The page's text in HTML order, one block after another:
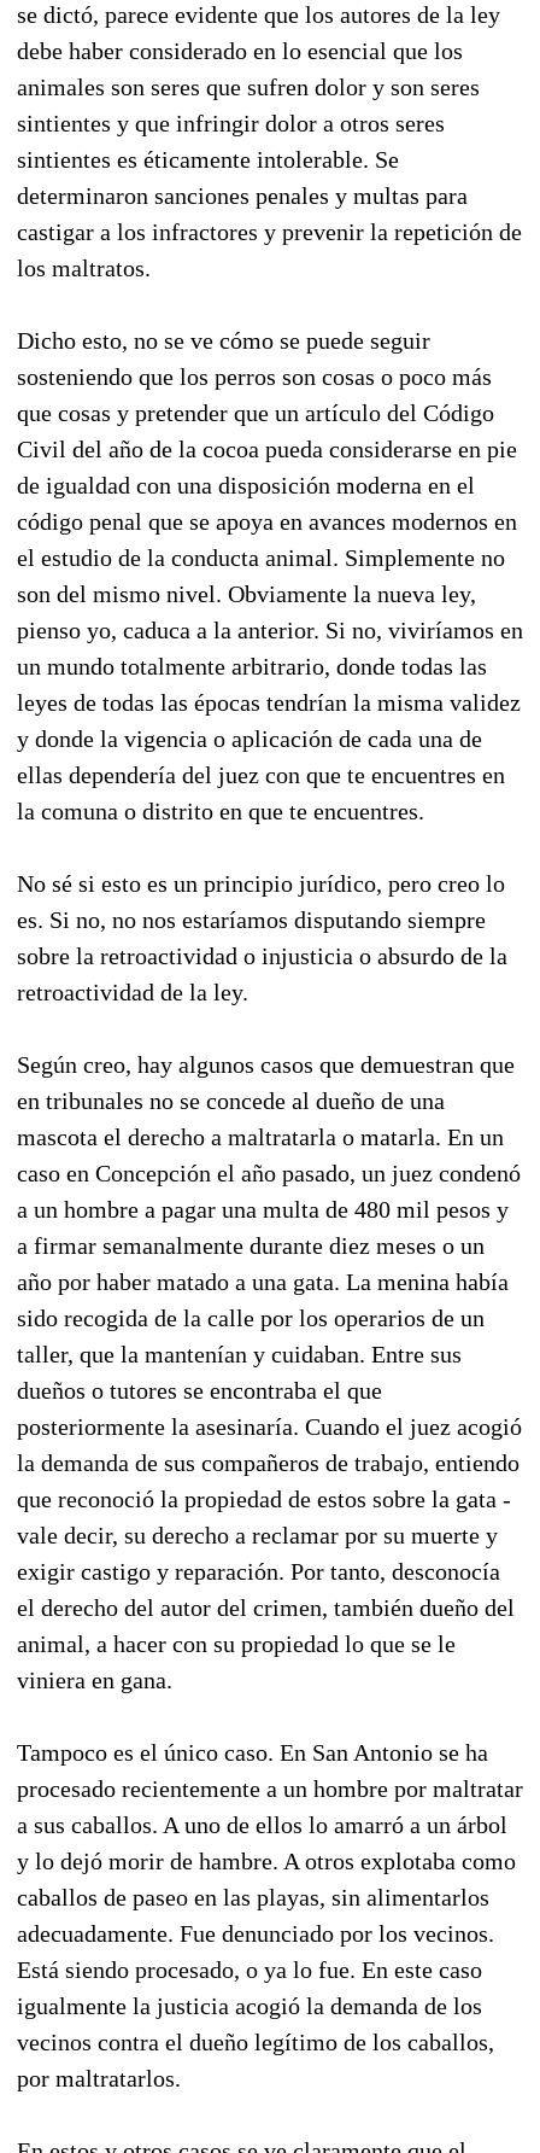
se dictó, parece evidente que los autores de la ley
debe haber considerado en lo esencial que los
animales son seres que sufren dolor y son seres
sintientes y que infringir dolor a otros seres
sintientes es éticamente intolerable. Se
determinaron sanciones penales y multas para
castigar a los infractores y prevenir la repetición de
los maltratos.
Dicho esto, no se ve cómo se puede seguir
sosteniendo que los perros son cosas o poco más
que cosas y pretender que un artículo del Código
Civil del año de la cocoa pueda considerarse en pie
de igualdad con una disposición moderna en el
código penal que se apoya en avances modernos en
el estudio de la conducta animal. Simplemente no
son del mismo nivel. Obviamente la nueva ley,
pienso yo, caduca a la anterior. Si no, viviríamos en
un mundo totalmente arbitrario, donde todas las
leyes de todas las épocas tendrían la misma validez
y donde la vigencia o aplicación de cada una de
ellas dependería del juez con que te encuentres en
la comuna o distrito en que te encuentres.
No sé si esto es un principio jurídico, pero creo lo
es. Si no, no nos estaríamos disputando siempre
sobre la retroactividad o injusticia o absurdo de la
retroactividad de la ley.
Según creo, hay algunos casos que demuestran que
en tribunales no se concede al dueño de una
mascota el derecho a maltratarla o matarla. En un
caso en Concepción el año pasado, un juez condenó
a un hombre a pagar una multa de 480 mil pesos y
a firmar semanalmente durante diez meses o un
año por haber matado a una gata. La menina había
sido recogida de la calle por los operarios de un
taller, que la mantenían y cuidaban. Entre sus
dueños o tutores se encontraba el que
posteriormente la asesinaría. Cuando el juez acogió
la demanda de sus compañeros de trabajo, entiendo
que reconoció la propiedad de estos sobre la gata -
vale decir, su derecho a reclamar por su muerte y
exigir castigo y reparación. Por tanto, desconocía
el derecho del autor del crimen, también dueño del
animal, a hacer con su propiedad lo que se le
viniera en gana.
Tampoco es el único caso. En San Antonio se ha
procesado recientemente a un hombre por maltratar
a sus caballos. A uno de ellos lo amarró a un árbol
y lo dejó morir de hambre. A otros explotaba como
caballos de paseo en las playas, sin alimentarlos
adecuadamente. Fue denunciado por los vecinos.
Está siendo procesado, o ya lo fue. En este caso
igualmente la justicia acogió la demanda de los
vecinos contra el dueño legítimo de los caballos,
por maltratarlos.